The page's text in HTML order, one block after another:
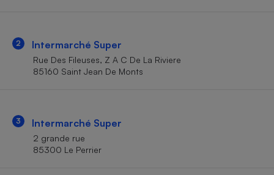
2 Intermarché Super
Rue Des Fileuses, Z A C De La Riviere
85160 Saint Jean De Monts
3 Intermarché Super
2 grande rue
85300 Le Perrier
Téléphone mobile -